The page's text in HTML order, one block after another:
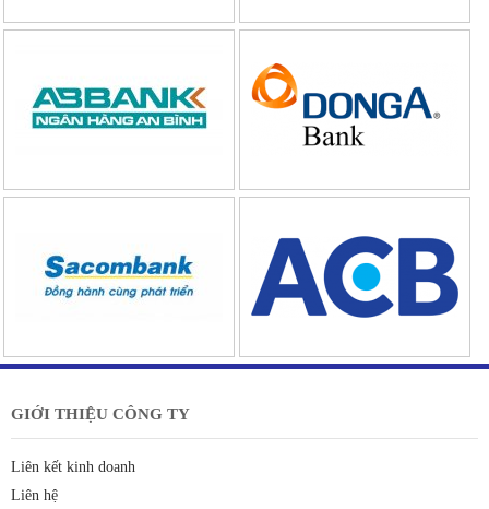
GIỚI THIỆU CÔNG TY
Liên kết kinh doanh
Liên hệ